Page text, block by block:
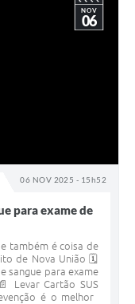
06 NOV 2025 - 15h52
NOV
06
para exame de
também é coisa de
de Nova União 🗓️
sangue para exame
Levar Cartão SUS
é o melhor